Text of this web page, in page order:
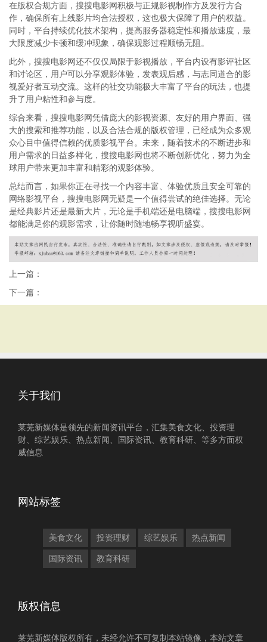
在版权合规方面，搜搜电影网积极与正规影视制作方及发行方合
作，确保所有上线影片均合法授权，这也极大保障了用户的权益。
同时，平台持续优化技术架构，提高服务器稳定性和播放速度，最
大限度减少卡顿和缓冲现象，确保观影过程顺畅无阻。
此外，搜搜电影网还不仅仅局限于影视播放，平台内设有影评社区
和讨论区，用户可以分享观影体验，发表观后感，与志同道合的影
视爱好者互动交流。这样的社交功能极大丰富了平台的玩法，也提
升了用户粘性和参与度。
综合来看，搜搜电影网凭借庞大的影视资源、友好的用户界面、强
大的搜索和推荐功能，以及合法合规的版权管理，已经成为众多观
众心目中值得信赖的优质影视平台。未来，随着技术的不断进步和
用户需求的日益多样化，搜搜电影网也将不断创新优化，努力为全
球用户带来更加丰富和精彩的观影体验。
总结而言，如果你正在寻找一个内容丰富、体验优质且安全可靠的
网络影视平台，搜搜电影网无疑是一个值得尝试的绝佳选择。无论
是经典影片还是最新大片，无论是手机端还是电脑端，搜搜电影网
都能满足你的观影需求，让你随时随地畅享视听盛宴。
上一篇：
下一篇：
关于我们
莱芜新媒体是领先的新闻资讯平台，汇集美食文化、投资理
财、综艺娱乐、热点新闻、国际资讯、教育科研、等多方面权
威信息
网站标签
美食文化 投资理财 综艺娱乐 热点新闻
国际资讯 教育科研
版权信息
莱芜新媒体版权所有，未经允许不可复制本站镜像，本站文章